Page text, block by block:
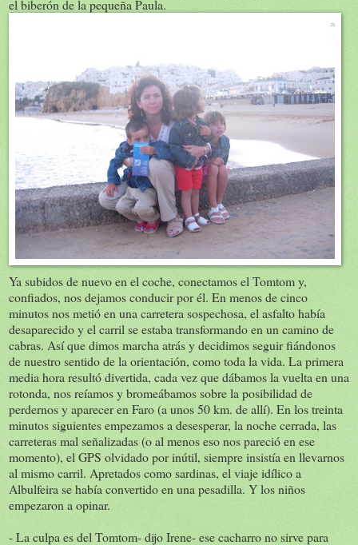
el biberón de la pequeña Paula.
Ya subidos de nuevo en el coche, conectamos el Tomtom y,
confiados, nos dejamos conducir por él. En menos de cinco
minutos nos metió en una carretera sospechosa, el asfalto había
desaparecido y el carril se estaba transformando en un camino de
cabras. Así que dimos marcha atrás y decidimos seguir fiándonos
de nuestro sentido de la orientación, como toda la vida. La primera
media hora resultó divertida, cada vez que dábamos la vuelta en una
rotonda, nos reíamos y bromeábamos sobre la posibilidad de
perdernos y aparecer en Faro (a unos 50 km. de allí). En los treinta
minutos siguientes empezamos a desesperar, la noche cerrada, las
carreteras mal señalizadas (o al menos eso nos pareció en ese
momento), el GPS olvidado por inútil, siempre insistía en llevarnos
al mismo carril. Apretados como sardinas, el viaje idílico a
Albulfeira se había convertido en una pesadilla. Y los niños
empezaron a opinar.
- La culpa es del Tomtom- dijo Irene- ese cacharro no sirve para